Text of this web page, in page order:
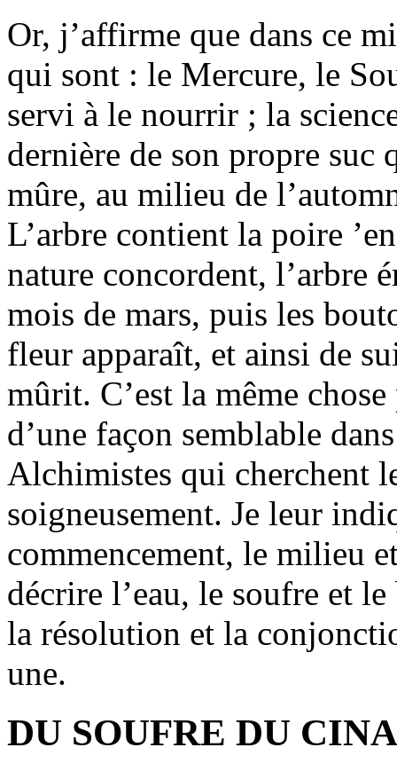
Or, j’affirme que dans ce
qui sont : le Mercure, le
servi à le nourrir ; la
dernière de son propre suc
mûre, au milieu de
L’arbre contient la poire
nature concordent, l’arbre
mois de mars, puis les
fleur apparaît, et ainsi de
mûrit. C’est la même
d’une façon semblable
Alchimistes qui cherchent
soigneusement. Je leur
commencement, le milieu
décrire l’eau, le soufre et
la résolution et la
une.
DU SOUFRE DU